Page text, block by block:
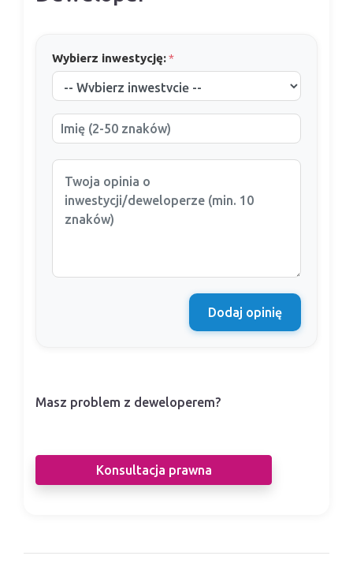
Wybierz inwestycję:*
Dodaj opinię
Masz problem z deweloperem?
Konsultacja prawna